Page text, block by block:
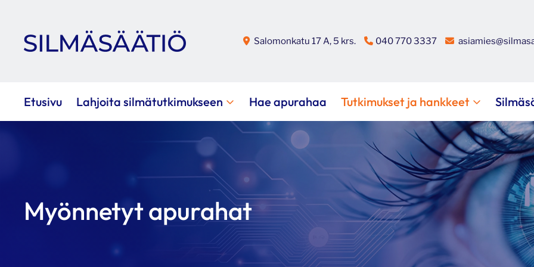
Salomonkatu 17 A, 5 krs. 040 770 3337
Etusivu Lahjoita silmätutkimukseen Hae apurahaa Tutkimukset ja hankkeet
Myönnetyt apurahat